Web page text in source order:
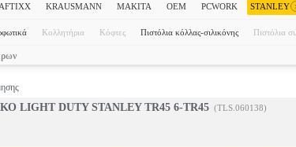
KRAUSMANN MAKITA OEM PCWORK STANLEY
Κολλητήρια Κόφτες Πιστόλια κόλλας-σιλικόνης Πιστόλια
LIGHT DUTY STANLEY TR45 6-TR45 (TLS.060138)